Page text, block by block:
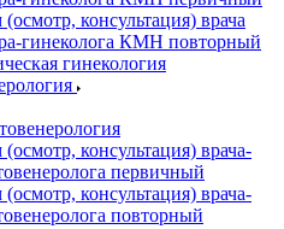
консультация) врача
гинеколога КМН повторный
гинекология
консультация) врача-
первичный
консультация) врача-
повторный